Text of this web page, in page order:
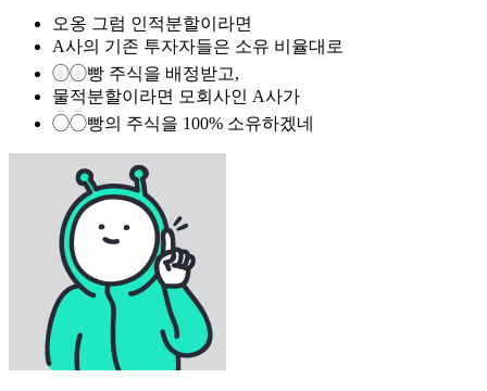
오옹 그럼 인적분할이라면
A사의 기존 투자자들은 소유 비율대로
◯◯빵 주식을 배정받고,
물적분할이라면 모회사인 A사가
◯◯빵의 주식을 100% 소유하겠네